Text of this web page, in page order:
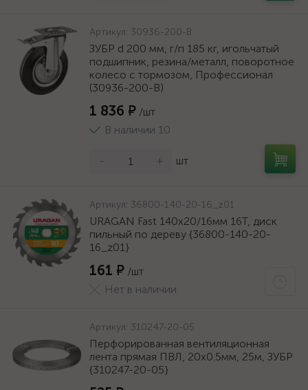
Артикул: 30936-200-B
ЗУБР d 200 мм, г/п 185 кг, игольчатый
подшипник, резина/металл, поворотное
колесо c тормозом, Профессионал
(30936-200-B)
1 836 ₽ /шт
В наличии 10
- + шт
Артикул: 36800-140-20-16_z01
URAGAN Fast 140x20/16мм 16Т, диск
пильный по дереву {36800-140-20-
16_z01}
161 ₽ /шт
Нет в наличии
Артикул: 310247-20-05
Перфорированная вентиляционная
лента прямая ПВЛ, 20х0.5мм, 25м, ЗУБР
{310247-20-05}